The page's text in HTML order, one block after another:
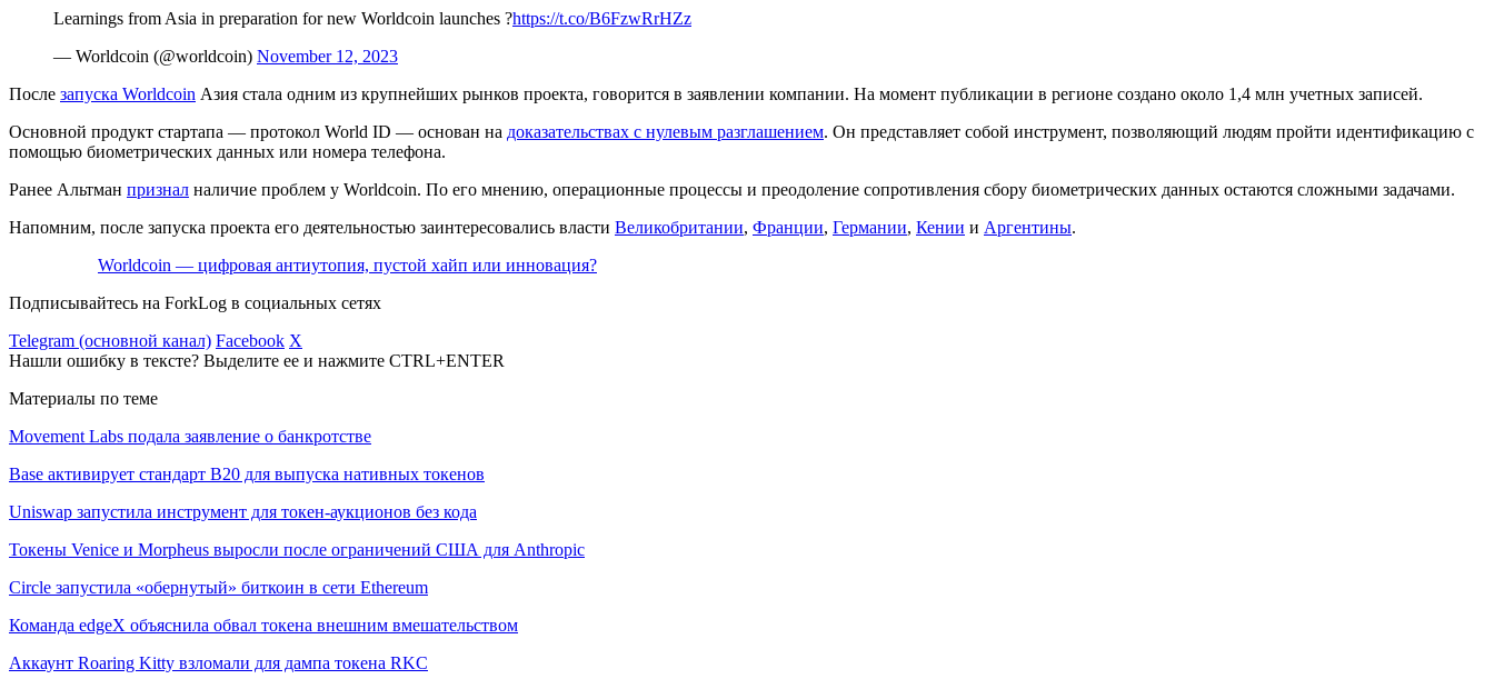
Learnings from Asia in preparation for new Worldcoin launches ?https://t.co/B6FzwRrHZz
— Worldcoin (@worldcoin) November 12, 2023
После запуска Worldcoin Азия стала одним из крупнейших рынков проекта, говорится в заявлении компании. На момент публикации в регионе создано около 1,4 млн учетных записей.
Основной продукт стартапа — протокол World ID — основан на доказательствах с нулевым разглашением. Он представляет собой инструмент, позволяющий людям пройти идентификацию с
помощью биометрических данных или номера телефона.
Ранее Альтман признал наличие проблем у Worldcoin. По его мнению, операционные процессы и преодоление сопротивления сбору биометрических данных остаются сложными задачами.
Напомним, после запуска проекта его деятельностью заинтересовались власти Великобритании, Франции, Германии, Кении и Аргентины.
Worldcoin — цифровая антиутопия, пустой хайп или инновация?
Подписывайтесь на ForkLog в социальных сетях
Telegram (основной канал) Facebook X
Нашли ошибку в тексте? Выделите ее и нажмите CTRL+ENTER
Материалы по теме
Movement Labs подала заявление о банкротстве
Base активирует стандарт B20 для выпуска нативных токенов
Uniswap запустила инструмент для токен-аукционов без кода
Токены Venice и Morpheus выросли после ограничений США для Anthropic
Circle запустила «обернутый» биткоин в сети Ethereum
Команда edgeX объяснила обвал токена внешним вмешательством
Аккаунт Roaring Kitty взломали для дампа токена RKC